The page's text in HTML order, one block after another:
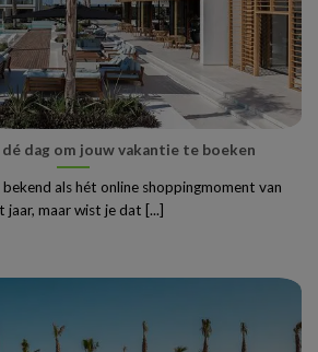
dag om jouw vakantie te boeken
als hét online shoppingmoment van
jaar, maar wist je dat [...]